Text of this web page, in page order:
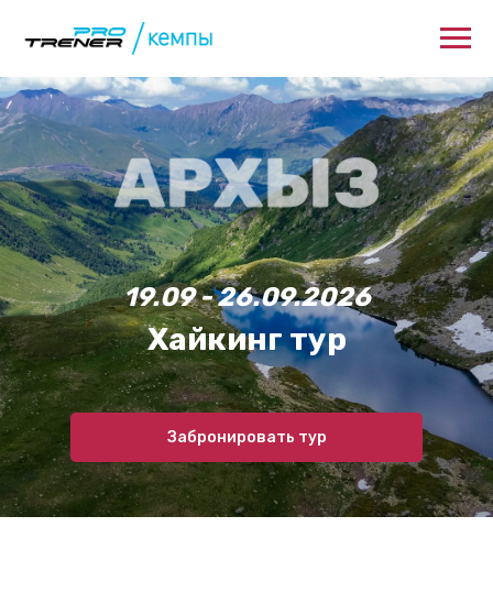
Забронировать тур
19.09 - 26.09.2026
Хайкинг тур